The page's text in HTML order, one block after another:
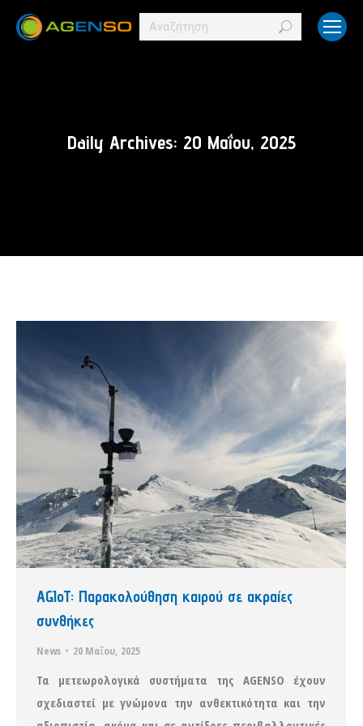
Search:
Daily Archives: 20 Μαΐου, 2025
AGIoT: Παρακολούθηση καιρού σε ακραίες
συνθήκες
News 20 Μαΐου, 2025
Τα μετεωρολογικά συστήματα της AGENSO έχουν
σχεδιαστεί με γνώμονα την ανθεκτικότητα και την